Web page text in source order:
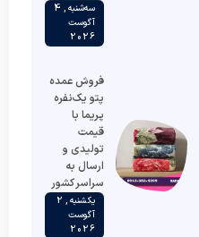
سه‌شنبه , 4
آگوست
2026
فروش عمده
پتو یک‌نفره
پریما با
قیمت
تولیدی و
ارسال به
سراسر کشور
یکشنبه , 2
آگوست
2026